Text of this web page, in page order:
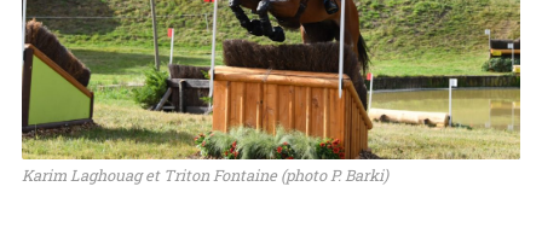
Karim Laghouag et Triton Fontaine (photo P. Barki)